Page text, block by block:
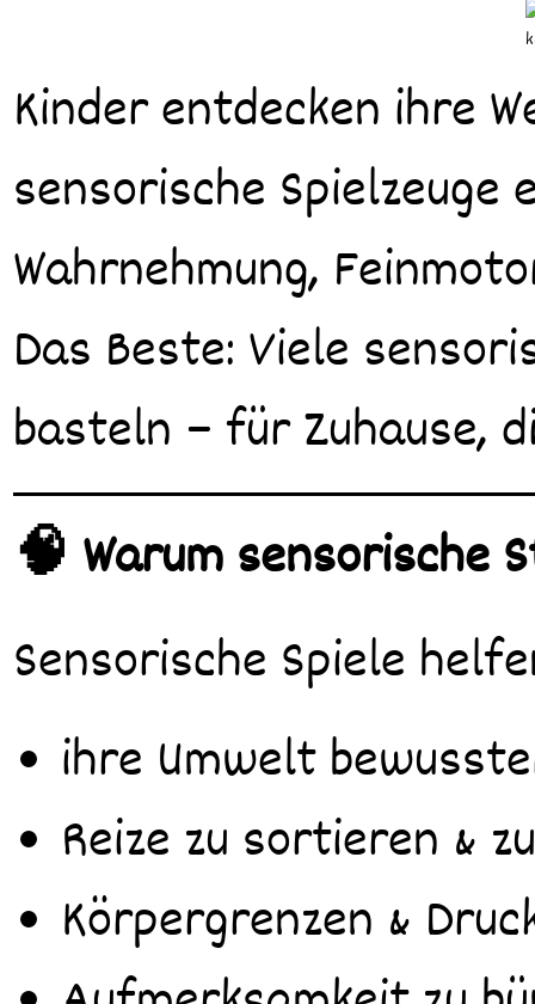
Kinder entdecken ihre Welt über die Sinne – und genau deshalb sind
sensorische
Wahrnehmung,
Das Beste: Viele
basteln – für Zuhause,
🧠 Warum sensorische
Sensorische Spiele
ihre Umwelt
Reize zu sortieren &
Körpergrenzen &